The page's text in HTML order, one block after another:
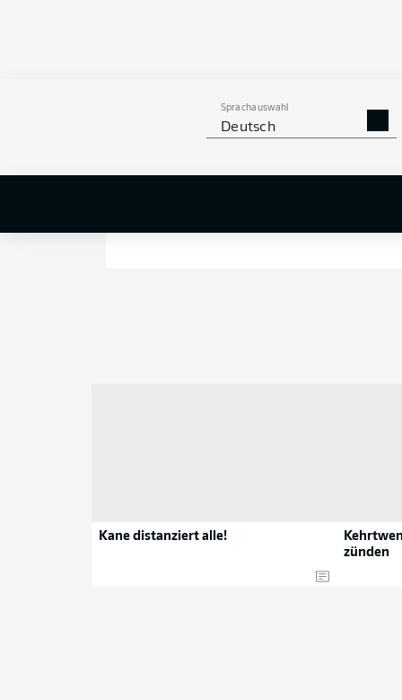
Sprachauswahl
Deutsch
Kane distanziert alle!
zünden